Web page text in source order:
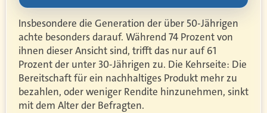
Insbesondere die Generation der über 50-Jährigen
achte besonders darauf. Während 74 Prozent von
ihnen dieser Ansicht sind, trifft das nur auf 61
Prozent der unter 30-Jährigen zu. Die Kehrseite: Die
Bereitschaft für ein nachhaltiges Produkt mehr zu
bezahlen, oder weniger Rendite hinzunehmen, sinkt
mit dem Alter der Befragten.